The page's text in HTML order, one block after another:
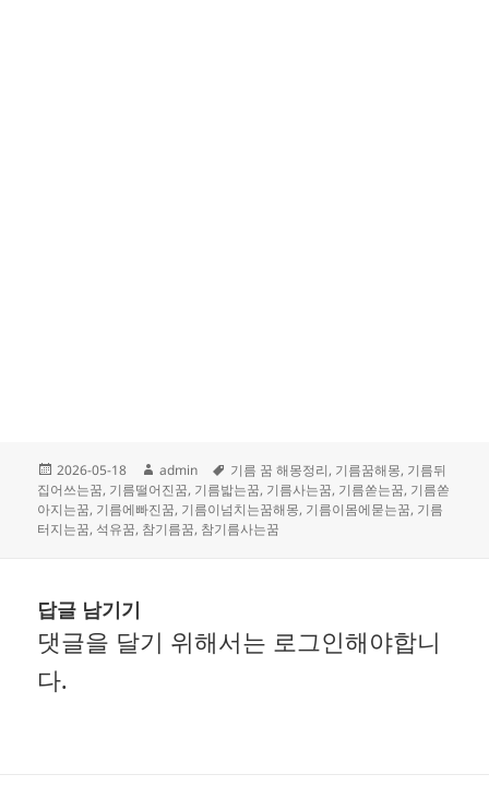
작
성
일
자
2026-05-18
글
쓴
이
admin
태
그
기름 꿈 해몽정리, 기름꿈해몽, 기름뒤
집어쓰는꿈, 기름떨어진꿈, 기름밟는꿈, 기름사는꿈, 기름쏟는꿈, 기름쏟
아지는꿈, 기름에빠진꿈, 기름이넘치는꿈해몽, 기름이몸에묻는꿈, 기름
터지는꿈, 석유꿈, 참기름꿈, 참기름사는꿈
답글 남기기
댓글을 달기 위해서는 로그인해야합니
다.